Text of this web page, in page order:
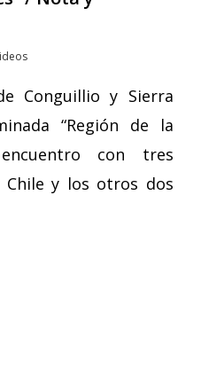
Conguillio y Sierra
“Región de la
con tres
Chile y los otros dos